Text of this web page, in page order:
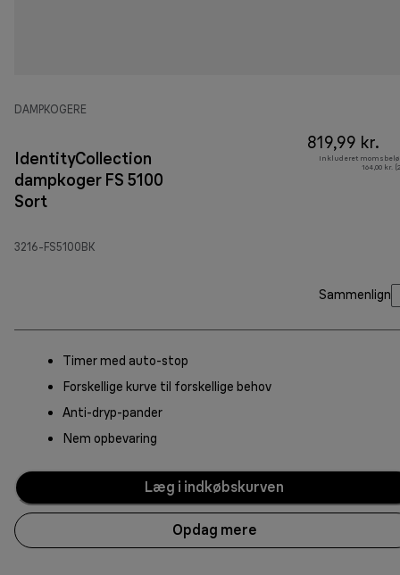
DAMPKOGERE
IdentityCollection
dampkoger FS 5100
Sort
3216-FS5100BK
819,99 kr.
Inkluderet
164,00 kr.
Sammenlign
Timer med auto-stop
Forskellige kurve til forskellige behov
Anti-dryp-pander
Nem opbevaring
Læg i indkøbskurven
Opdag mere